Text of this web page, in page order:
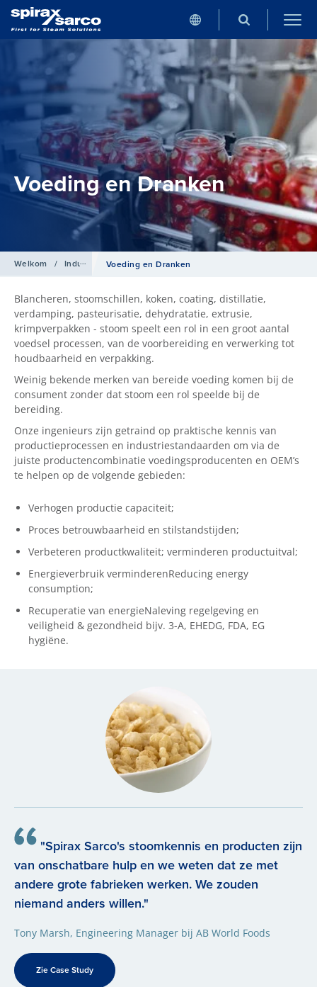
Voeding en Dranken
Welkom / IndustrieënVoeding en Dranken
Blancheren, stoomschillen, koken, coating, distillatie,
verdamping, pasteurisatie, dehydratatie, extrusie,
krimpverpakken - stoom speelt een rol in een groot aantal
voedsel processen, van de voorbereiding en verwerking tot
houdbaarheid en verpakking.
Weinig bekende merken van bereide voeding komen bij de
consument zonder dat stoom een rol speelde bij de
bereiding.
Onze ingenieurs zijn getraind op praktische kennis van
productieprocessen en industriestandaarden om via de
juiste productencombinatie voedingsproducenten en OEM’s
te helpen op de volgende gebieden:
Verhogen productie capaciteit;
Proces betrouwbaarheid en stilstandstijden;
Verbeteren productkwaliteit; verminderen productuitval;
Energieverbruik verminderenReducing energy
consumption;
Recuperatie van energieNaleving regelgeving en
veiligheid & gezondheid bijv. 3-A, EHEDG, FDA, EG
hygiëne.
"Spirax Sarco's stoomkennis en producten zijn
van onschatbare hulp en we weten dat ze met
andere grote fabrieken werken. We zouden
niemand anders willen."
Tony Marsh, Engineering Manager bij AB World Foods
Zie Case Study